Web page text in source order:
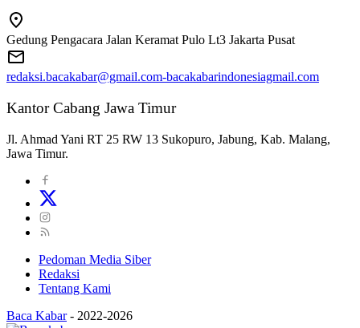
Gedung Pengacara Jalan Keramat Pulo Lt3 Jakarta Pusat
redaksi.bacakabar@gmail.com-bacakabarindonesiagmail.com
Kantor Cabang Jawa Timur
Jl. Ahmad Yani RT 25 RW 13 Sukopuro, Jabung, Kab. Malang,
Jawa Timur.
Pedoman Media Siber
Redaksi
Tentang Kami
Baca Kabar - 2022-2026